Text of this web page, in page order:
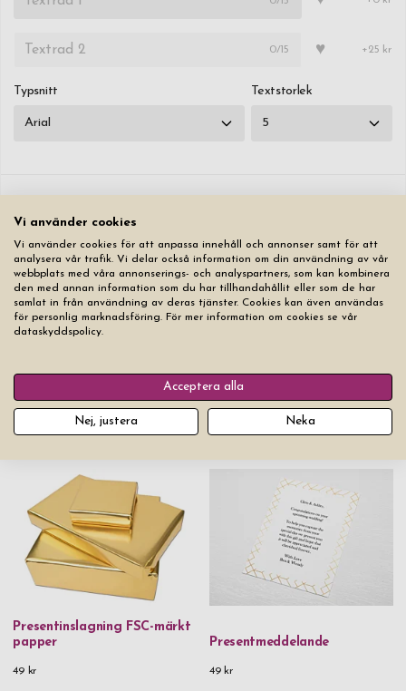
0/15 ♥ +25 kr
Typsnitt Textstorlek
299,00 kr
Lägg produkten i varukorgen
Du kanske också gillar
Presentinslagning FSC-märkt
papper
49 kr
Presentmeddelande
49 kr
Vi använder cookies
Vi använder cookies för att anpassa innehåll och annonser samt för att
analysera vår trafik. Vi delar också information om din användning av vår
webbplats med våra annonserings- och analyspartners, som kan kombinera
den med annan information som du har tillhandahållit eller som de har
samlat in från användning av deras tjänster. Cookies kan även användas
för personlig marknadsföring. För mer information om cookies se vår
dataskyddspolicy.
Acceptera alla
Nej, justera Neka